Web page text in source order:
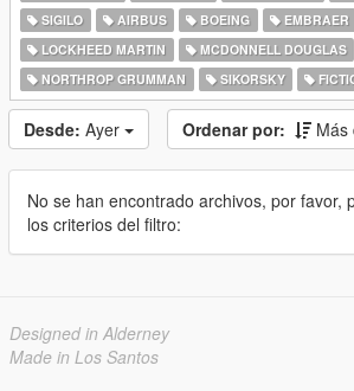
SIGILO
AIRBUS BOEING
EMBRAER
LOCKHEED MARTIN
MCDONNELL DOUGLAS
NORTHROP GRUMMAN
SIKORSKY
Desde: Ayer Ordenar por: Más
No se han encontrado archivos, por favor,
los criterios del filtro:
Designed in Alderney
Made in Los Santos